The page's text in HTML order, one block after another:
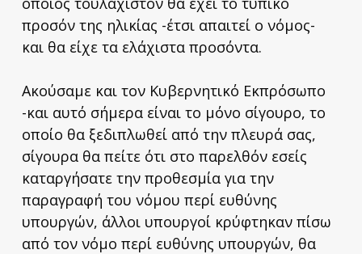
προσόν της ηλικίας -έτσι απαιτεί ο νόμος-
και θα είχε τα ελάχιστα προσόντα.
Ακούσαμε και τον Κυβερνητικό Εκπρόσωπο
-και αυτό σήμερα είναι το μόνο σίγουρο, το
οποίο θα ξεδιπλωθεί από την πλευρά σας,
σίγουρα θα πείτε ότι στο παρελθόν εσείς
καταργήσατε την προθεσμία για την
παραγραφή του νόμου περί ευθύνης
υπουργών, άλλοι υπουργοί κρύφτηκαν πίσω
από τον νόμο περί ευθύνης υπουργών, θα